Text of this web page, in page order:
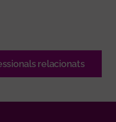
relacionats